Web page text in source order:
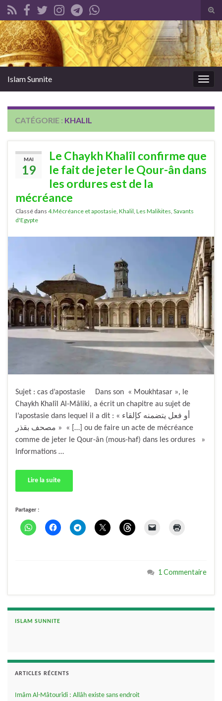
Search for:
Islam Sunnite
CATÉGORIE : KHALIL
MAI
19
Le Chaykh Khalîl confirme que
le fait de jeter le Qour-ân dans
les ordures est de la
mécréance
Classé dans 4.Mécréance et apostasie Khalil Les Malikites Savants
d'Egypte
Sujet : cas d’apostasie Dans son « Moukhtasar », le
Chaykh Khalîl Al-Mâliki, a écrit un chapitre au sujet de
l’apostasie dans lequel il a dit : « أو فعل يتضمنه كإلقاء
مصحف بقذر » « […] ou de faire un acte de mécréance
comme de jeter le Qour-ân (mous-haf) dans les ordures »
Informations …
Lire la suite
Partager :
1 Commentaire
ISLAM SUNNITE
ARTICLES RÉCENTS
Imâm Al-Mâtourîdi : Allâh existe sans endroit